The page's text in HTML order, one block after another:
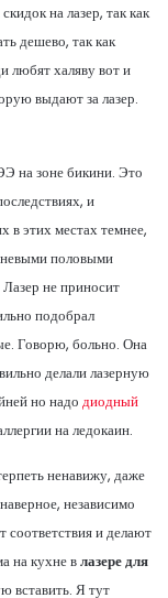
на лазер, так как
дешево, так как
любят халяву вот и
выдают за лазер.
на зоне бикини. Это
и
в этих местах темнее,
половыми
не приносит
подобрал
Говорю, больно. Она
делали лазерную
но надо диодный
на ледокаин.
ненавижу, даже
независимо
соответствия и делают
на кухне влазере для
вставить. Я тут